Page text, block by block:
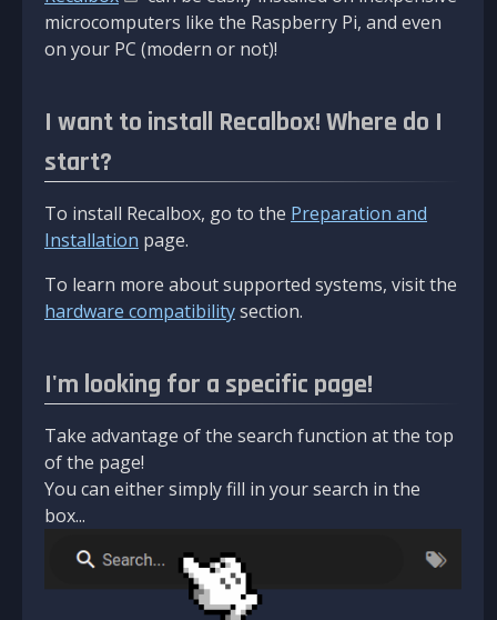
microcomputers like the Raspberry Pi, and even
on your PC (modern or not)!
I want to install Recalbox! Where do I
start?
To install Recalbox, go to the Preparation and
Installation page.
To learn more about supported systems, visit the
hardware compatibilitysection.
I'm looking for a specific page!
Take advantage of the search function at the top
of the page!
You can either simply fill in your search in the
box...